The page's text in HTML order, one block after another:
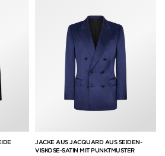
JACKE AUS JACQUARD AUS SEIDEN-
VISKOSE-SATIN MIT PUNKTMUSTER